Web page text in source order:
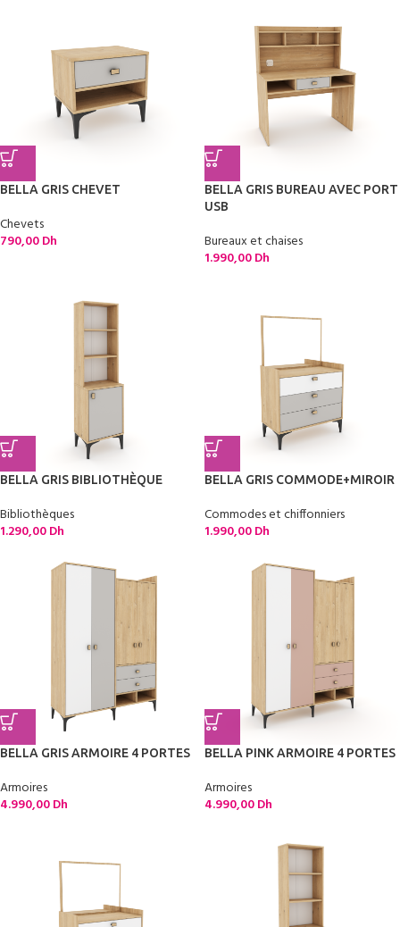
BELLA GRIS CHEVET
Chevets
790,00Dh
BELLA GRIS BUREAU AVEC PORT
USB
Bureaux et chaises
1.990,00Dh
BELLA GRIS BIBLIOTHÈQUE
Bibliothèques
1.290,00Dh
BELLA GRIS COMMODE+MIROIR
Commodes et chiffonniers
1.990,00Dh
BELLA GRIS ARMOIRE 4 PORTES
Armoires
4.990,00Dh
BELLA PINK ARMOIRE 4 PORTES
Armoires
4.990,00Dh